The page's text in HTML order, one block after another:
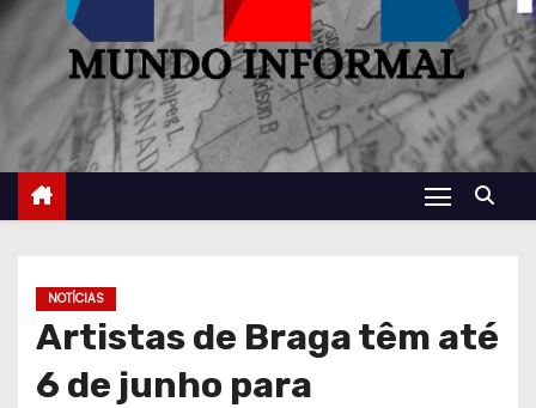
NOTÍCIAS
Artistas de Braga têm até
6 de junho para